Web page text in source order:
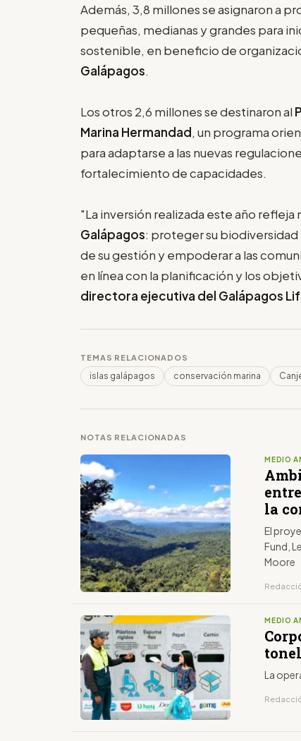
Además, 3,8 millones se asignaron a
pequeñas, medianas y grandes para
sostenible, en beneficio de
Galápagos.
Los otros 2,6 millones se destinaron al
Marina Hermandad, un programa
para adaptarse a las nuevas
fortalecimiento de capacidades.
"La inversión realizada este año
Galápagos: proteger su
de su gestión y empoderar a las
en línea con la planificación y los
directora ejecutiva del Galápagos
TEMAS RELACIONADOS
islas galápagos conservación marina
NOTAS RELACIONADAS
MEDIO
la
El
Fund,
Moore
MEDIO
La